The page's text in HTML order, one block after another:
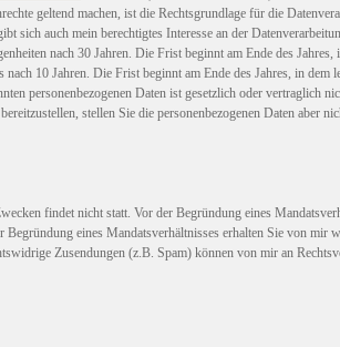
geltend machen, ist die Rechtsgrundlage für die
sich auch mein berechtigtes Interesse an der
nach 30 Jahren. Die Frist beginnt am Ende des
10 Jahren. Die Frist beginnt am Ende des Jahres, in
personenbezogenen Daten ist gesetzlich oder vertraglich
stellen Sie die personenbezogenen Daten
findet nicht statt. Vor der Begründung eines
eines Mandatsverhältnisses erhalten Sie von
Zusendungen (z.B. Spam) können von mir an